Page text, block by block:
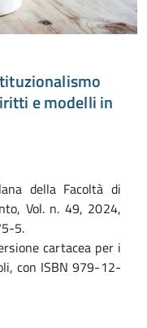
e modelli in
della Facoltà di
Vol. n. 49, 2024,
5.
cartacea per i
con ISBN 979-12-